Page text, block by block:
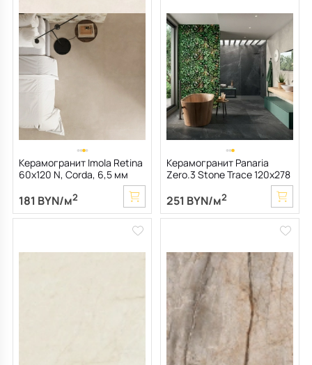
Керамогранит Imola Retina
60х120 N, Corda, 6,5 мм
181 BYN/м2
Керамогранит Panaria
Zero.3 Stone Trace 120х278
251 BYN/м2